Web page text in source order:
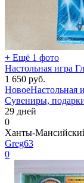
+ Ещё 1 фото
Настольная игра
1 650 руб.
НовоеНастольная
Сувениры,
29 дней
0
Ханты-
Greg63
0